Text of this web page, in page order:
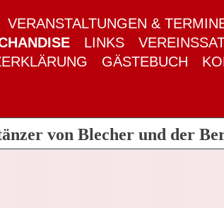
VERANSTALTUNGEN &
LINKS
GÄSTEBUCH
von Blecher und der